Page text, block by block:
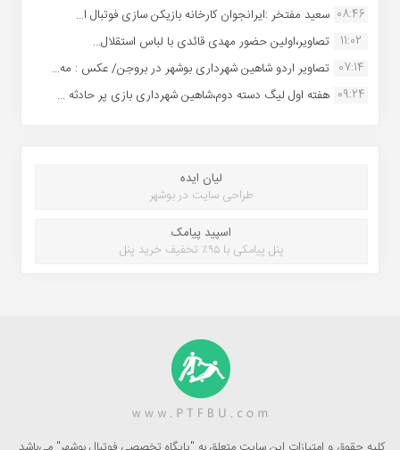
08:46 سعید مفتخر :ایرانجوان کارخانه بازیکن سازی فوتبال ا...
11:02
تصاویر،اولین حضور مهدی قائدی با لباس استقلال...
07:14 تصاویر اردو شاهین شهرداری بوشهر در بروجن/ عکس : مه...
09:24 هفته اول لیگ دسته دوم،شاهین شهرداری بازی پر حادثه ...
لیان ایده
طراحی سایت در بوشهر
اسپید پیامک
پنل پیامکی با ۹۵٪ تخفیف خرید پنل